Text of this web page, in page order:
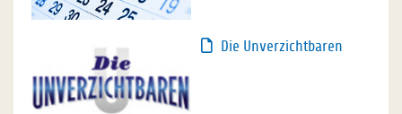
Die Unverzichtbaren